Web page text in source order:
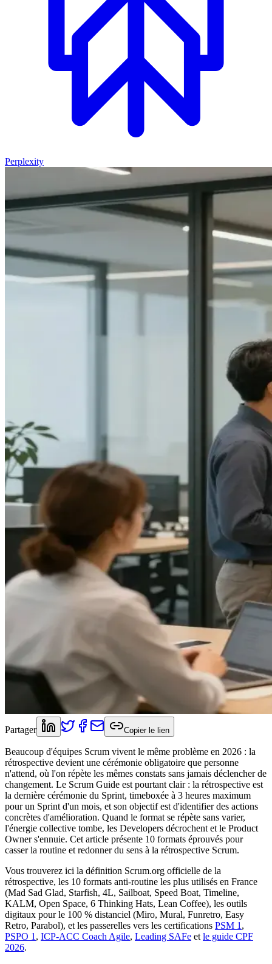
Perplexity
Partager Copier le lien
Beaucoup d'équipes Scrum vivent le même problème en 2026 : la
rétrospective devient une cérémonie obligatoire que personne
n'attend, où l'on répète les mêmes constats sans jamais déclencher de
changement. Le Scrum Guide est pourtant clair : la rétrospective est
la dernière cérémonie du Sprint, timeboxée à 3 heures maximum
pour un Sprint d'un mois, et son objectif est d'identifier des actions
concrètes d'amélioration. Quand le format se répète sans varier,
l'énergie collective tombe, les Developers décrochent et le Product
Owner s'ennuie. Cet article présente 10 formats éprouvés pour
casser la routine et redonner du sens à la rétrospective Scrum.
Vous trouverez ici la définition Scrum.org officielle de la
rétrospective, les 10 formats anti-routine les plus utilisés en France
(Mad Sad Glad, Starfish, 4L, Sailboat, Speed Boat, Timeline,
KALM, Open Space, 6 Thinking Hats, Lean Coffee), les outils
digitaux pour le 100 % distanciel (Miro, Mural, Funretro, Easy
Retro, Parabol), et les passerelles vers les certifications PSM 1 ,
PSPO 1 , ICP-ACC Coach Agile, Leading SAFe et le guide CPF
2026.